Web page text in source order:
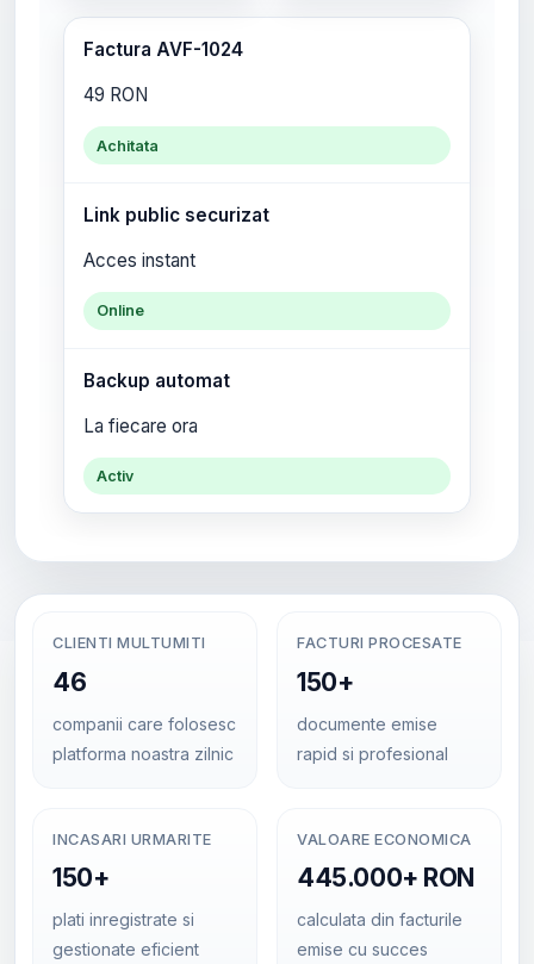
Factura AVF-1024
49 RON
Achitata
Link public securizat
Acces instant
Online
Backup automat
La fiecare ora
Activ
CLIENTI MULTUMITI
46
companii care folosesc
platforma noastra zilnic
FACTURI PROCESATE
150+
documente emise
rapid si profesional
INCASARI URMARITE
150+
plati inregistrate si
gestionate eficient
VALOARE ECONOMICA
445.000+ RON
calculata din facturile
emise cu succes